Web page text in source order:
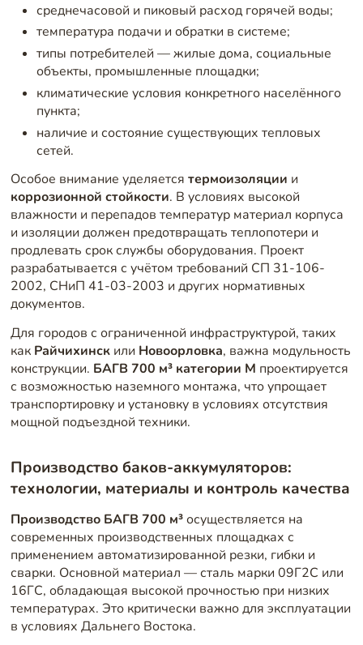
среднечасовой и пиковый расход горячей воды;
температура подачи и обратки в системе;
типы потребителей — жилые дома, социальные
объекты, промышленные площадки;
климатические условия конкретного населённого
пункта;
наличие и состояние существующих тепловых
сетей.
Особое внимание уделяется термоизоляции и
коррозионной стойкости. В условиях высокой
влажности и перепадов температур материал корпуса
и изоляции должен предотвращать теплопотери и
продлевать срок службы оборудования. Проект
разрабатывается с учётом требований СП 31-106-
2002, СНиП 41-03-2003 и других нормативных
документов.
Для городов с ограниченной инфраструктурой, таких
как Райчихинскили Новоорловка, важна модульность
конструкции. БАГВ 700 м³ категории М проектируется
с возможностью наземного монтажа, что упрощает
транспортировку и установку в условиях отсутствия
мощной подъездной техники.
Производство баков-аккумуляторов:
технологии, материалы и контроль качества
Производство БАГВ 700 м³осуществляется на
современных производственных площадках с
применением автоматизированной резки, гибки и
сварки. Основной материал — сталь марки 09Г2С или
16ГС, обладающая высокой прочностью при низких
температурах. Это критически важно для эксплуатации
в условиях Дальнего Востока.